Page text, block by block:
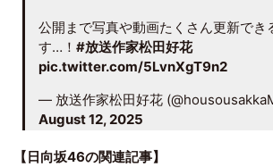
公開まで写真や動画たくさん更新でき
す…！ #放送作家松田好花
pic.twitter.com/5LvnXgT9n2
— 放送作家松田好花
August 12, 2025
【日向坂46の関連記事】